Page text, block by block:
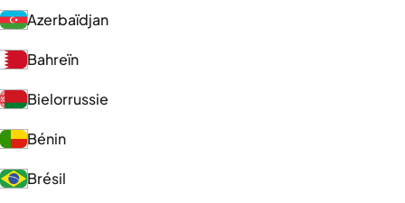
Azerbaïdjan
Bahreïn
Bielorrussie
Bénin
Brésil